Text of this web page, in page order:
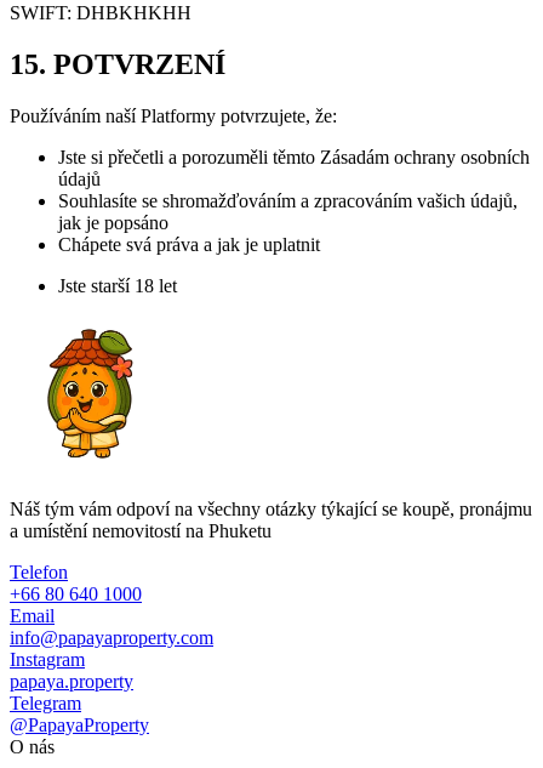
SWIFT: DHBKHKHH
15. POTVRZENÍ
Používáním naší Platformy potvrzujete, že:
Jste si přečetli a porozuměli těmto Zásadám ochrany osobních
údajů
Souhlasíte se shromažďováním a zpracováním vašich údajů,
jak je popsáno
Chápete svá práva a jak je uplatnit
Jste starší 18 let
Náš tým vám odpoví na všechny otázky týkající se koupě, pronájmu
a umístění nemovitostí na Phuketu
Telefon
+66 80 640 1000
Email
info@papayaproperty.com
Instagram
papaya.property
Telegram
@PapayaProperty
O nás